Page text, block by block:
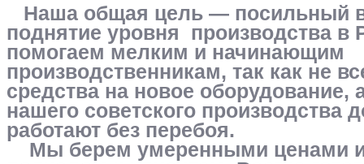
Наша общая цель — посильный
поднятие уровня производства в
помогаем мелким и начинающим
производственникам, так как не
средства на новое оборудование,
нашего советского производства
работают без перебоя.
Мы берем умеренными ценами